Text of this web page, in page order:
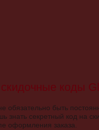
скидочные коды
обязательно быть
знать секретный код на
оформления заказа.